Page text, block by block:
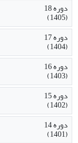
دوره 18
(1405)
دوره 17
(1404)
دوره 16
(1403)
دوره 15
(1402)
دوره 14
(1401)